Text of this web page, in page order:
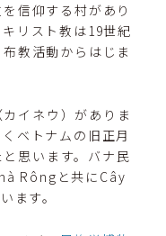
信仰する村があり
リスト教は19世紀
教活動からはじま
イネウ）がありま
ベトナムの旧正月
思います。バナ民
Rôngと共にCây
ます。